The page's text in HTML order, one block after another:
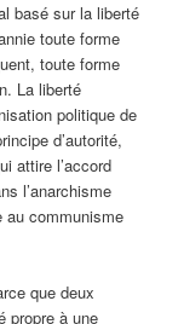
basé sur la liberté
toute forme
toute forme
La liberté
politique de
d’autorité,
attire l’accord
l’anarchisme
au communisme
que deux
propre à une